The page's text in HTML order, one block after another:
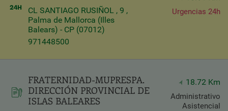
Centros
CL SANTIAGO RUSIÑOL , 9 ,
Palma de Mallorca (Illes
Balears) - CP (07012)
971448500
Urgencias 24h
FRATERNIDAD-MUPRESPA.
DIRECCIÓN PROVINCIAL DE
ISLAS BALEARES
18.72 Km
Administrativo
Asistencial